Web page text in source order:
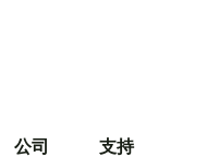
公司 支持